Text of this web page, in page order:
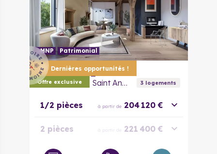
Dernières opportunités !
Offre exclusive
LMNP Patrimonial
57000 Metz
Commanderie Saint Antoine 3logements
1/2 pièces à partir de 204 120 €
2 pièces à partir de 221 400 €
2 pièces